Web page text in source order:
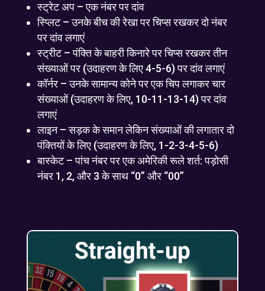
स्ट्रेट अप – एक नंबर पर दांव
स्प्लिट – उनके बीच की रेखा पर चिप्स रखकर दो नंबर
पर दांव लगाएं
स्ट्रीट – पंक्ति के बाहरी किनारे पर चिप्स रखकर तीन
संख्याओं पर (उदाहरण के लिए 4-5-6) पर दांव लगाएं
कॉर्नर – उनके सामान्य कोने पर एक चिप लगाकर चार
संख्याओं (उदाहरण के लिए, 10-11-13-14) पर दांव
लगाएं
लाइन – सड़क के समान लेकिन संख्याओं की लगातार दो
पंक्तियों के लिए (उदाहरण के लिए, 1-2-3-4-5-6)
बास्केट – पांच नंबर पर एक अमेरिकी रूले शर्त: पड़ोसी
नंबर 1, 2, और 3 के साथ “0” और “00”